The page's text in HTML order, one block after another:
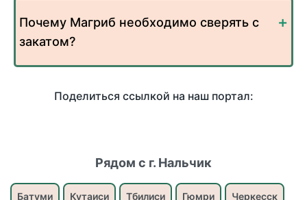
Почему Магриб необходимо сверять с
закатом?
Поделиться ссылкой на наш портал:
Рядом с г. Нальчик
Батуми Кутаиси Тбилиси Гюмри Черкесск